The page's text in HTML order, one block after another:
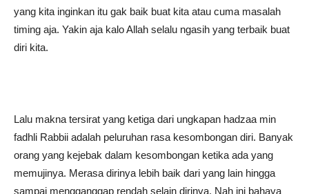
yang kita inginkan itu gak baik buat kita atau cuma masalah
timing aja. Yakin aja kalo Allah selalu ngasih yang terbaik buat
diri kita.
Lalu makna tersirat yang ketiga dari ungkapan hadzaa min
fadhli Rabbii adalah peluruhan rasa kesombongan diri. Banyak
orang yang kejebak dalam kesombongan ketika ada yang
memujinya. Merasa dirinya lebih baik dari yang lain hingga
sampai mengganggap rendah selain dirinya. Nah ini bahaya